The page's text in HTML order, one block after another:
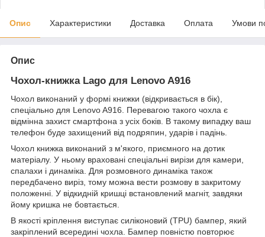
Опис Характеристики Доставка Оплата Умови
Опис
Чохол-книжка Lago для Lenovo A916
Чохол виконаний у формі книжки (відкривається в бік),
спеціально для Lenovo A916. Перевагою такого чохла є
відмінна захист смартфона з усіх боків. В такому випадку ваш
телефон буде захищений від подряпин, ударів і падінь.
Чохол книжка виконаний з м'якого, приємного на дотик
матеріалу. У ньому враховані спеціальні вирізи для камери,
спалахи і динаміка. Для розмовного динаміка також
передбачено виріз, тому можна вести розмову в закритому
положенні. У відкидній кришці встановлений магніт, завдяки
йому кришка не бовтається.
В якості кріплення виступає силіконовий (TPU) бампер, який
закріплений всередині чохла. Бампер повністю повторює